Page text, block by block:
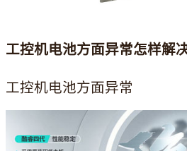
工控机电池方面异常怎样解决
工控机电池方面异常